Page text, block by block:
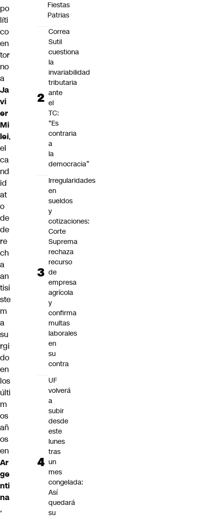
po
líti
co
en
tor
no
a
Ja
vi
er
Mi
lei,
el
ca
nd
id
at
o
de
de
re
ch
a
an
tisi
ste
m
a
su
rgi
do
en
los
últi
m
os
añ
os
en
Ar
ge
nti
na
,
Fiestas
Patrias
Correa
Sutil
cuestiona
la
invariabilidad
tributaria
ante
el
TC:
“Es
contraria
a
la
democracia”
Irregularidades
en
sueldos
y
cotizaciones:
Corte
Suprema
rechaza
recurso
de
empresa
agrícola
y
confirma
multas
laborales
en
su
contra
UF
volverá
a
subir
desde
este
lunes
tras
un
mes
congelada:
Así
quedará
su